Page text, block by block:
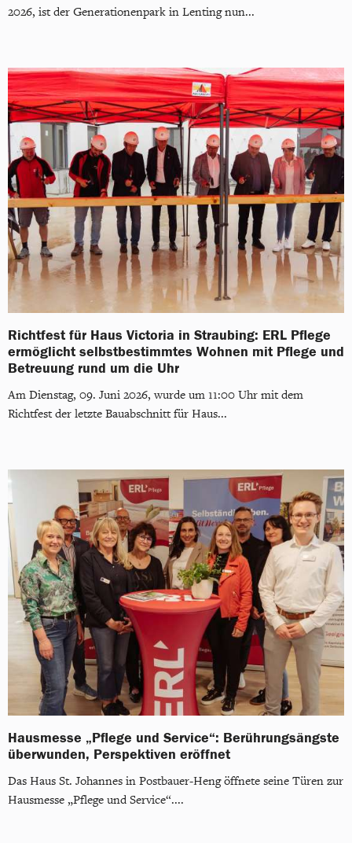
2026, ist der Generationenpark in Lenting nun...
Richtfest für Haus Victoria in Straubing: ERL Pflege
ermöglicht selbstbestimmtes Wohnen mit Pflege und
Betreuung rund um die Uhr
Am Dienstag, 09. Juni 2026, wurde um 11:00 Uhr mit dem
Richtfest der letzte Bauabschnitt für Haus...
Hausmesse „Pflege und Service“: Berührungsängste
überwunden, Perspektiven eröffnet
Das Haus St. Johannes in Postbauer-Heng öffnete seine Türen zur
Hausmesse „Pflege und Service“....